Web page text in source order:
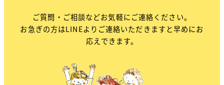
ご質問・ご相談などお気軽にご連絡ください。
お急ぎの方はLINEよりご連絡いただきますと早めにお
応えできます。